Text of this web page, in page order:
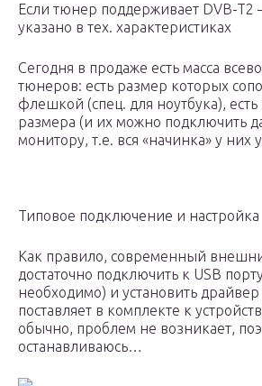
Если тюнер поддерживает DVB-T2
указано в тех. характеристиках
Сегодня в продаже есть масса
тюнеров: есть размер которых
флешкой (спец. для ноутбука),
размера (и их можно подключить
монитору, т.е. вся «начинка» у них
Типовое подключение и настройка
Как правило, современный
достаточно подключить к USB
необходимо) и установить драйвер
поставляет в комплекте к
обычно, проблем не возникает,
останавливаюсь…